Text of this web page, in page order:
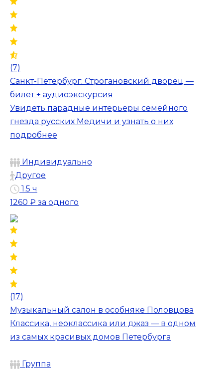
(7)
Санкт-Петербург: Строгановский дворец —
билет + аудиоэкскурсия
Увидеть парадные интерьеры семейного
гнезда русских Медичи и узнать о них
подробнее
Индивидуально
Другое
1.5 ч
1260 ₽ за одного
(17)
Музыкальный салон в особняке Половцова
Классика, неоклассика или джаз — в одном
из самых красивых домов Петербурга
Группа